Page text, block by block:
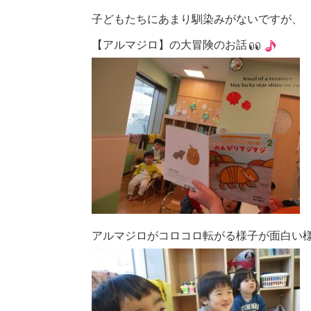
子どもたちにあまり馴染みがないですが、
【アルマジロ】の大冒険のお話
アルマジロがコロコロ転がる様子が面白い